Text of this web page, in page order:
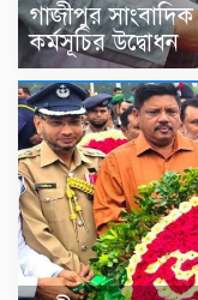
গাজীপুর
কর্মসূচির উদ্বোধন